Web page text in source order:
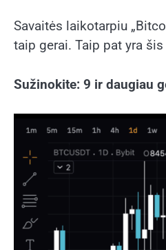
Savaitės laikotarpiu
taip gerai. Taip pat yra
Sužinokite: 9 ir daugiau